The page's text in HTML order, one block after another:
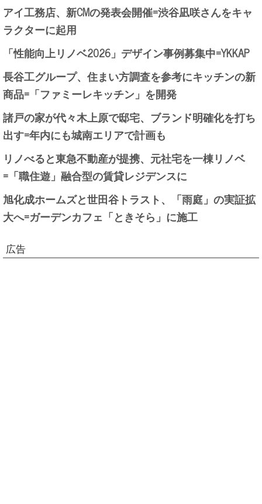
アイ工務店、新CMの発表会開催=渋谷凪咲さんをキャ
ラクターに起用
「性能向上リノベ2026」デザイン事例募集中=YKKAP
長谷工グループ、住まい方調査を参考にキッチンの新
商品=「ファミーレキッチン」を開発
諸戸の家が代々木上原で邸宅、ブランド明確化を打ち
出す=年内にも城南エリアで計画も
リノべると東急不動産が提携、元社宅を一棟リノベ
=「職住遊」融合型の賃貸レジデンスに
旭化成ホームズと世田谷トラスト、「雨庭」の実証拡
大へ=ガーデンカフェ「ときそら」に施工
広告